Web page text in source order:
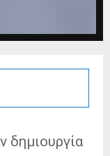
δημιουργία